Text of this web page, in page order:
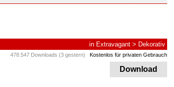
in Extravagant > Dekorativ
478.547 Downloads (3 gestern) Kostenlos für privaten Gebrauch
Download